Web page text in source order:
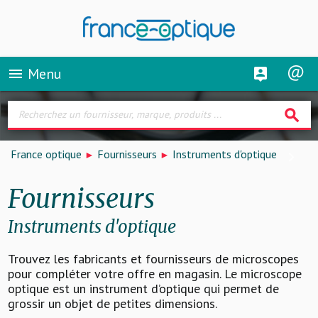
menu Menu
search
France optique Fournisseurs Instruments d'optique
Fournisseurs
Instruments d'optique
Trouvez les fabricants et fournisseurs de microscopes
pour compléter votre offre en magasin. Le microscope
optique est un instrument d’optique qui permet de
grossir un objet de petites dimensions.